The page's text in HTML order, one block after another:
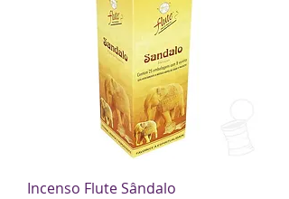
Incenso Flute Sândalo